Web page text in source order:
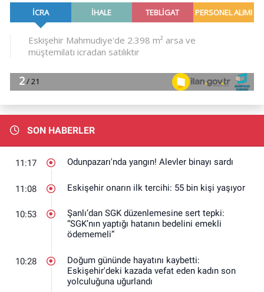
SON HABERLER
11:17 Odunpazarı'nda yangın! Alevler binayı sardı
11:08 Eskişehir onarın ilk tercihi: 55 bin kişi yaşıyor
10:53
Şanlı’dan SGK düzenlemesine sert tepki:
“SGK’nın yaptığı hatanın bedelini emekli
ödememeli”
10:28
Doğum gününde hayatını kaybetti:
Eskişehir'deki kazada vefat eden kadın son
yolculuğuna uğurlandı